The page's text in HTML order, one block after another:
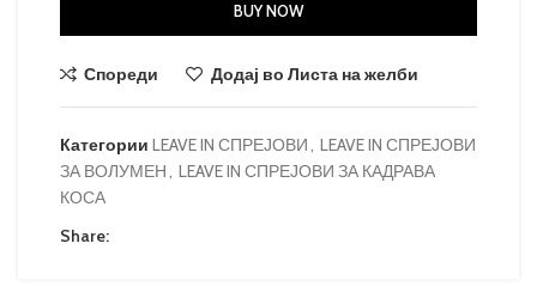
BUY NOW
Спореди Додај во Листа на желби
Категории LEAVE IN СПРЕЈОВИ, LEAVE IN СПРЕЈОВИ
ЗА ВОЛУМЕН, LEAVE IN СПРЕЈОВИ ЗА КАДРАВА
КОСА
Share: